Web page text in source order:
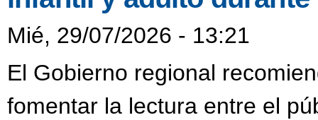
Mié, 29/07/2026 - 13:21
El Gobierno regional
fomentar la lectura entre el